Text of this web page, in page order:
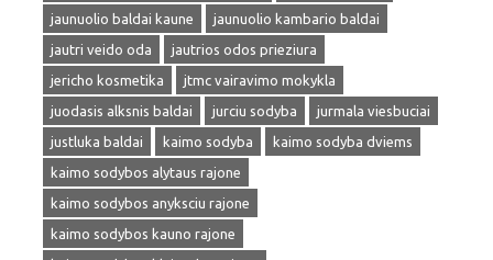
jaunuolio baldai kaune
jaunuolio kambario baldai
jautri veido oda
jautrios odos prieziura
jericho kosmetika
jtmc vairavimo mokykla
juodasis alksnis baldai
jurciu sodyba
jurmala viesbuciai
justluka baldai
kaimo sodyba
kaimo sodyba dviems
kaimo sodybos alytaus rajone
kaimo sodybos anyksciu rajone
kaimo sodybos kauno rajone